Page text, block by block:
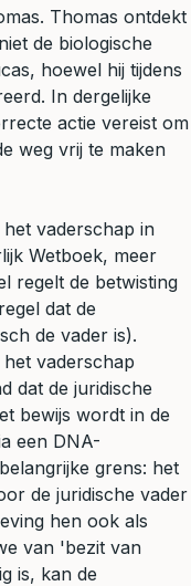
Thomas ontdekt
de biologische
hoewel hij tijdens
In dergelijke
actie vereist om
weg vrij te maken
vaderschap in
Wetboek, meer
regelt de betwisting
dat de
de vader is).
vaderschap
dat de juridische
bewijs wordt in de
een DNA-
grens: het
de juridische vader
hen ook als
van 'bezit van
is, kan de